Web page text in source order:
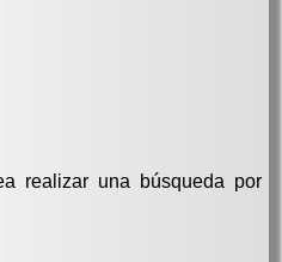
realizar una búsqueda por